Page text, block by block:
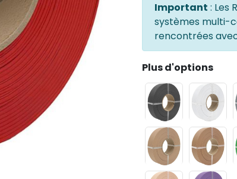
Important : Les
systèmes multi-
rencontrées
Plus d'options